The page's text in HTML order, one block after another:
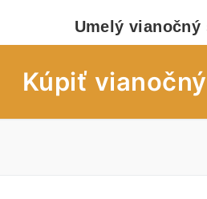
Umelý vianočný
Kúpiť